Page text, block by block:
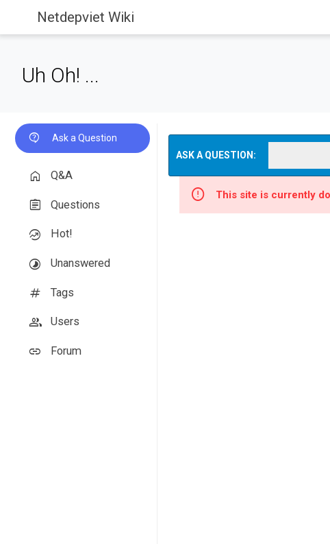
Netdepviet Wiki
Uh Oh! ...
Ask a Question
Q&A
Questions
Hot!
Unanswered
Tags
Users
Forum
ASK A QUESTION:
This site is currently